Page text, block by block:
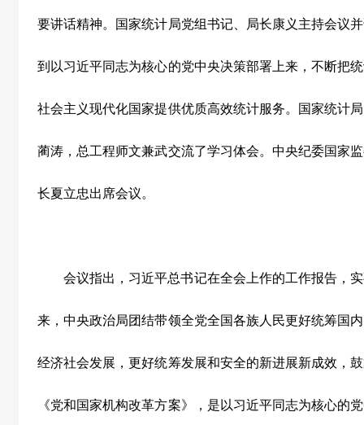
要讲话精神。国家统计局党组书记、局长康义主持会议
到以习近平同志为核心的党中央决策部署上来，不断把
社会主义现代化国家提供优质高效统计服务。国家统计
蔺涛，总工程师文兼武交流了学习体会。中央纪委国家
长夏立忠出席会议。
会议指出，习近平总书记在全会上作的工作报告，
来，中央政治局团结带领全党全国各族人民更好统筹国
经济社会发展，更好统筹发展和安全的新进展新成效，
《党和国家机构改革方案》，是以习近平同志为核心的